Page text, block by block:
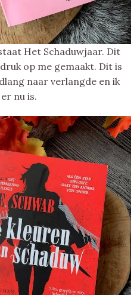
Het Schaduwjaar. Dit
op me gemaakt. Dit is
naar verlangde en ik
nu is.